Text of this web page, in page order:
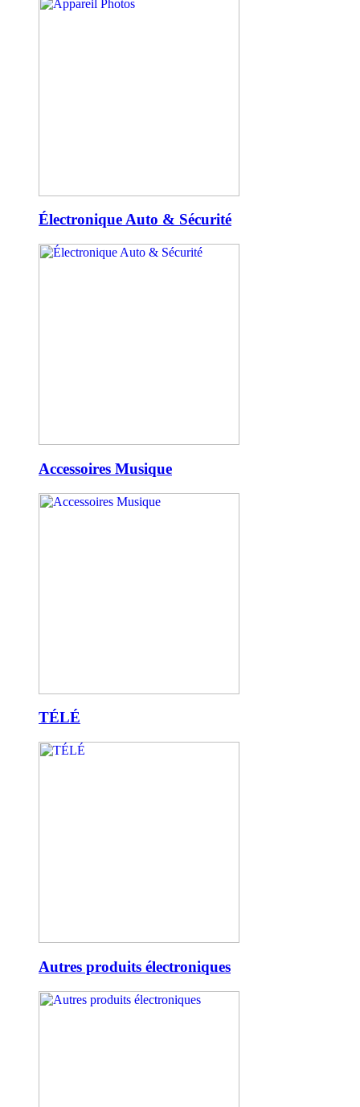
Électronique Auto & Sécurité
Accessoires Musique
TÉLÉ
Autres produits électroniques